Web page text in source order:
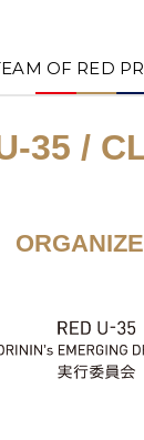
OF RED
35 /